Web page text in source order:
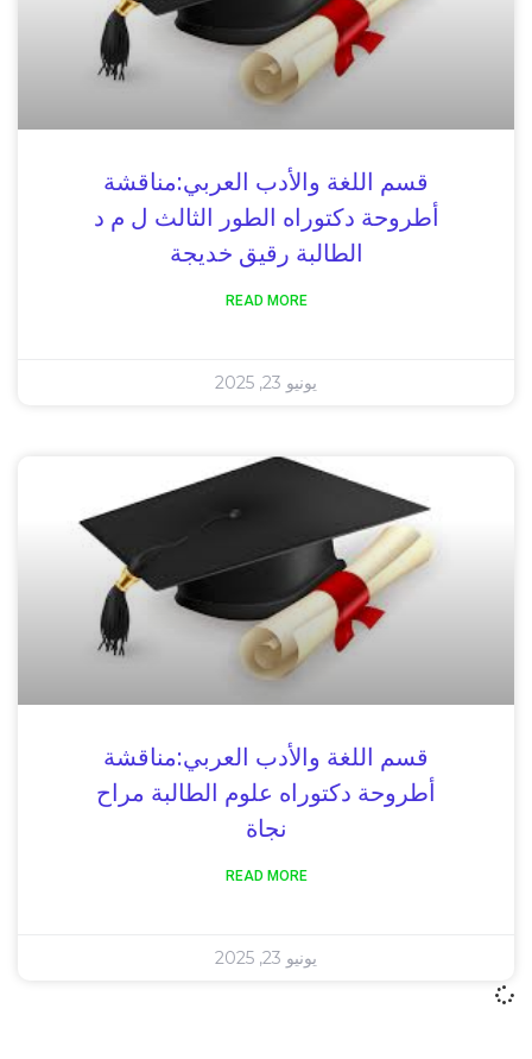
قسم اللغة والأدب العربي:مناقشة
أطروحة دكتوراه الطور الثالث ل م د
الطالبة رقيق خديجة
READ MORE
يونيو 23, 2025
قسم اللغة والأدب العربي:مناقشة
أطروحة دكتوراه علوم الطالبة مراح
نجاة
READ MORE
يونيو 23, 2025